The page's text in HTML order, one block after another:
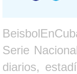
Serie
diarios,